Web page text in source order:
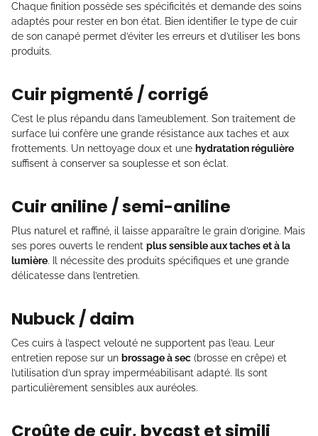
Chaque finition possède ses spécificités et demande des soins
adaptés pour rester en bon état. Bien identifier le type de cuir
de son canapé permet d’éviter les erreurs et d’utiliser les bons
produits.
Cuir pigmenté / corrigé
C’est le plus répandu dans l’ameublement. Son traitement de
surface lui confère une grande résistance aux taches et aux
frottements. Un nettoyage doux et une hydratation régulière
suffisent à conserver sa souplesse et son éclat.
Cuir aniline / semi-aniline
Plus naturel et raffiné, il laisse apparaître le grain d’origine. Mais
ses pores ouverts le rendent plus sensible aux taches et à la
lumière. Il nécessite des produits spécifiques et une grande
délicatesse dans l’entretien.
Nubuck / daim
Ces cuirs à l’aspect velouté ne supportent pas l’eau. Leur
entretien repose sur un brossage à sec (brosse en crêpe) et
l’utilisation d’un spray imperméabilisant adapté. Ils sont
particulièrement sensibles aux auréoles.
Croûte de cuir, bycast et simili